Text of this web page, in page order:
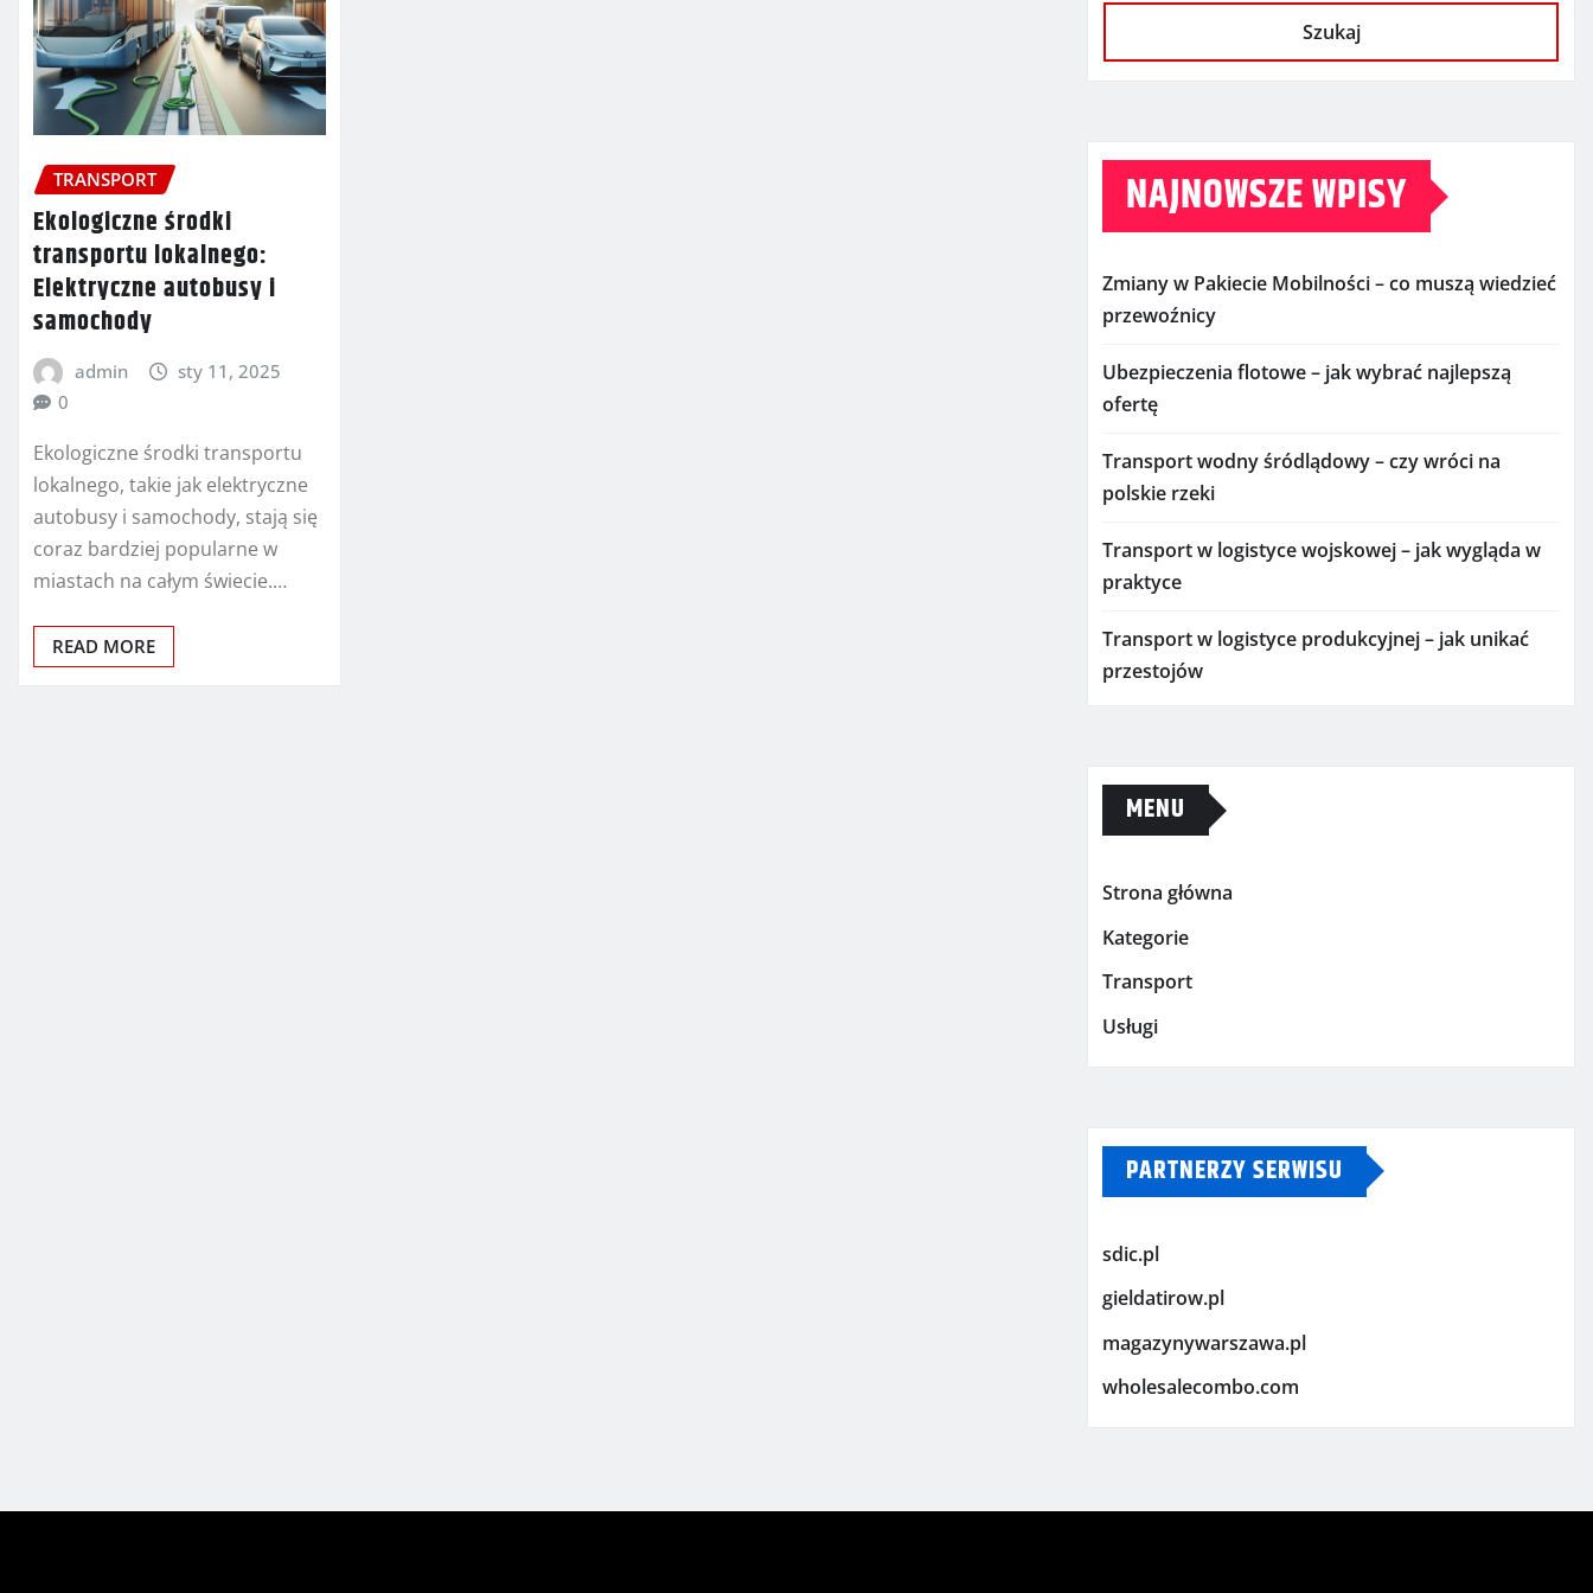
TRANSPORT
Ekologiczne środki
transportu lokalnego:
Elektryczne autobusy i
samochody
admin
sty 11, 2025
0
Ekologiczne środki transportu
lokalnego, takie jak elektryczne
autobusy i samochody, stają się
coraz bardziej popularne w
miastach na całym świecie.…
READ MORE
Szukaj
NAJNOWSZE WPISY
Zmiany w Pakiecie Mobilności – co muszą wiedzieć
przewoźnicy
Ubezpieczenia flotowe – jak wybrać najlepszą
ofertę
Transport wodny śródlądowy – czy wróci na
polskie rzeki
Transport w logistyce wojskowej – jak wygląda w
praktyce
Transport w logistyce produkcyjnej – jak unikać
przestojów
MENU
Strona główna
Kategorie
Transport
Usługi
PARTNERZY SERWISU
sdic.pl
gieldatirow.pl
magazynywarszawa.pl
wholesalecombo.com